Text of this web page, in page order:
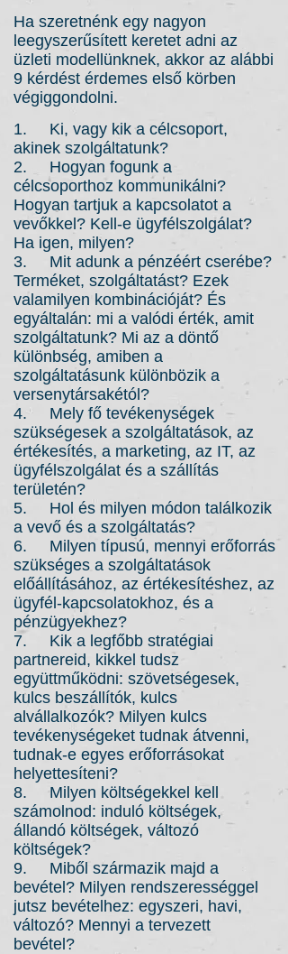
Ha szeretnénk egy nagyon
leegyszerűsített keretet adni az
üzleti modellünknek, akkor az alábbi
9 kérdést érdemes első körben
végiggondolni.
1. Ki, vagy kik a célcsoport,
akinek szolgáltatunk?
2. Hogyan fogunk a
célcsoporthoz kommunikálni?
Hogyan tartjuk a kapcsolatot a
vevőkkel? Kell-e ügyfélszolgálat?
Ha igen, milyen?
3. Mit adunk a pénzéért cserébe?
Terméket, szolgáltatást? Ezek
valamilyen kombinációját? És
egyáltalán: mi a valódi érték, amit
szolgáltatunk? Mi az a döntő
különbség, amiben a
szolgáltatásunk különbözik a
versenytársakétól?
4. Mely fő tevékenységek
szükségesek a szolgáltatások, az
értékesítés, a marketing, az IT, az
ügyfélszolgálat és a szállítás
területén?
5. Hol és milyen módon találkozik
a vevő és a szolgáltatás?
6. Milyen típusú, mennyi erőforrás
szükséges a szolgáltatások
előállításához, az értékesítéshez, az
ügyfél-kapcsolatokhoz, és a
pénzügyekhez?
7. Kik a legfőbb stratégiai
partnereid, kikkel tudsz
együttműködni: szövetségesek,
kulcs beszállítók, kulcs
alvállalkozók? Milyen kulcs
tevékenységeket tudnak átvenni,
tudnak-e egyes erőforrásokat
helyettesíteni?
8. Milyen költségekkel kell
számolnod: induló költségek,
állandó költségek, változó
költségek?
9. Miből származik majd a
bevétel? Milyen rendszerességgel
jutsz bevételhez: egyszeri, havi,
változó? Mennyi a tervezett
bevétel?